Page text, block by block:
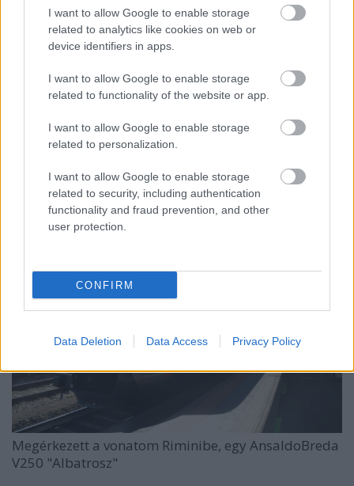
I want to allow Google to enable storage
related to analytics like cookies on web or
device identifiers in apps.
I want to allow Google to enable storage
related to functionality of the website or app.
I want to allow Google to enable storage
related to personalization.
I want to allow Google to enable storage
related to security, including authentication
functionality and fraud prevention, and other
user protection.
CONFIRM
Data Deletion Data Access Privacy Policy
közötti szakasza, továbbá az Ancona-Lecce-
vasútvonal Ancona és Pescara közötti szakasza végig
a tengerparton fut, egy többszáz km hosszúságú,
Egymást váltják a parkolók, pálmafás ligetek,
nyaralóházak, szállodák és az ezernyi napernyők a
vasútállomással. Ez a többszáz km-es utazás
egészen gyorsan elröppent, miközben élvezhettem a
hűvös légkondicionálót a vonatban, miközben
nézhettem a strandokat és a tengert.
Megérkezett a vonatom Riminibe, egy AnsaldoBreda
V250 "Albatrosz"